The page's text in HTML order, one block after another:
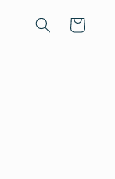
Warenkorb